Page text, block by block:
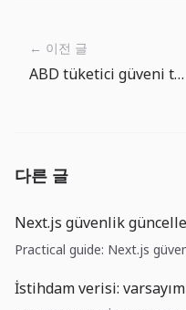
← 이전 글
ABD tüketici güveni toparlandı, fakat enflasyon beklentisi asıl riski göstermeye devam ediyor
다른 글
Next.js güvenlik
Practical guide: Next.js
İstihdam verisi: